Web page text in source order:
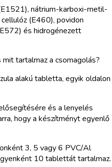
nátrium-karboxi-metil-
(E460), povidon
és hidrogénezett
tartalmaz a csomagolás?
alakú tabletta, egyik oldalon
és a lenyelés
hogy a készítményt egyenlő
3, 5 vagy 6 PVC/Al
10 tablettát tartalmaz.